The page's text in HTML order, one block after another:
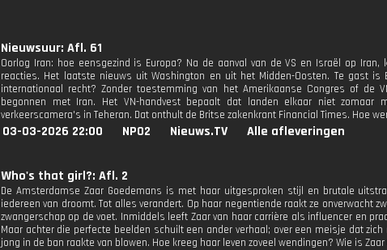
Nieuwsuur: Afl. 61
Oorlog Iran: hoe eensgezind is Europa? Na de aanval van de VS en Israël op Iran,
reacties. Het laatste nieuws uit Washington en uit het Midden-Oosten. Te gast is
internationaal recht? Zonder toestemming van het Amerikaanse Congres of de
begonnen met Iran. Het VN-handvest bepaalt dat landen elkaar niet zomaar
verkeerscamera's in Teheran. Dat onthult de Britse zakenkrant Financial Times. Hoe
03-03-2026 22:00 NPO2 Nieuws.TV Alle afleveringen
Who's that girl?: Afl. 2
De Amsterdamse Zaar Goedemans is met haar uitgesproken stijl en brutale
iedereen van droomt. Tot alles verandert. Op haar negentiende raakt ze onverwacht
zwangerschap op de voet. Inmiddels leeft Zaar van haar carrière als influencer en
Maar achter die perfecte beelden schuilt een ander verhaal; over een meisje dat
jong in de ban raakte van blowen. Hoe kreeg haar leven zoveel wendingen? Wie is